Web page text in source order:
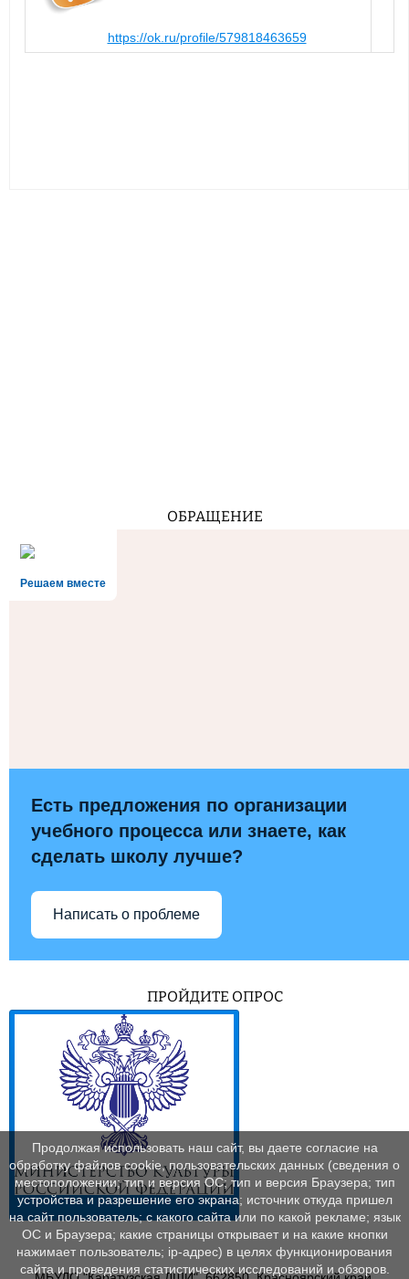
https://ok.ru/profile/579818463659
ОБРАЩЕНИЕ
Решаем вместе
Есть предложения по организации
учебного процесса или знаете, как
сделать школу лучше?
Написать о проблеме
ПРОЙДИТЕ ОПРОС
Продолжая использовать наш сайт, вы даете согласие на
обработку файлов cookie, пользовательских данных (сведения о
местоположении; тип и версия ОС; тип и версия Браузера; тип
устройства и разрешение его экрана; источник откуда пришел
на сайт пользователь; с какого сайта или по какой рекламе; язык
ОС и Браузера; какие страницы открывает и на какие кнопки
нажимает пользователь; ip-адрес) в целях функционирования
сайта и проведения статистических исследований и обзоров.